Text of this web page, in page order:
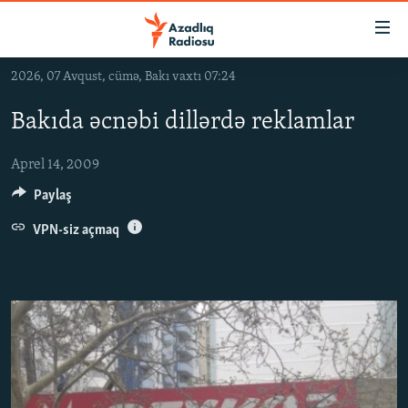
Əsas
qayıt
naviqasiyaya
qayıt
Axtarışa
keç
#İZAHLA
KORRUPSIOMETR
#ƏSLINDƏ
FƏRQƏ BAX
MULTIMEDIA
VIDEO
FOTOQALEREYA
RADIO ARXIV
OXU ZALI
HAQQIMIZDA
2026, 07 Avqust, cümə, Bakı vaxtı 07:24
Bakıda əcnəbi dillərdə reklamlar
Aprel 14, 2009
Paylaş
VPN-siz açmaq